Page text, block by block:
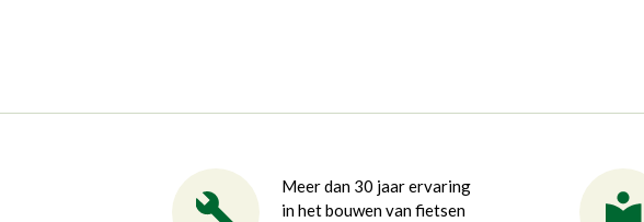
Meer dan 30 jaar ervaring
in het bouwen van fietsen